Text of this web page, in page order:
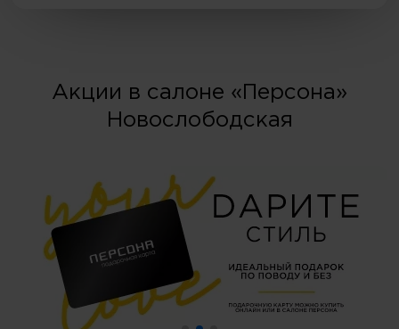
Акции в салоне «Персона»
Новослободская